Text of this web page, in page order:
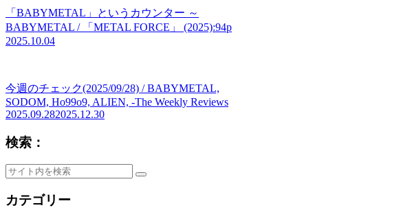
「BABYMETAL」というカウンター ～
BABYMETAL / 「METAL FORCE」 (2025):94p
2025.10.04
今週のチェック(2025/09/28) / BABYMETAL,
SODOM, Ho99o9, ALIEN, -The Weekly Reviews
2025.09.282025.12.30
検索：
カテゴリー